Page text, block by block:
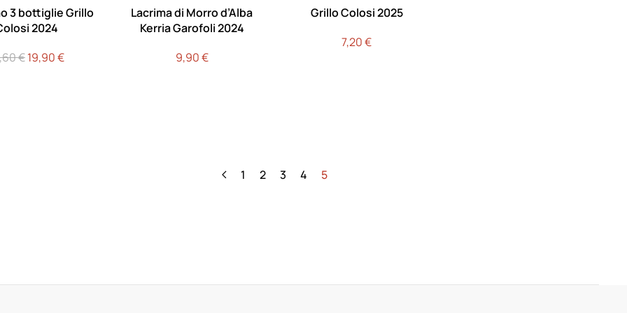
3 bottiglie Grillo
2024
€Il19,90€Il
Lacrima di Morro d’Alba
Kerria Garofoli 2024
9,90€
Grillo Colosi 2025
7,20€
1 2 3 4 5